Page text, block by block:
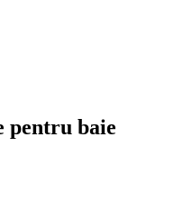
pentru baie